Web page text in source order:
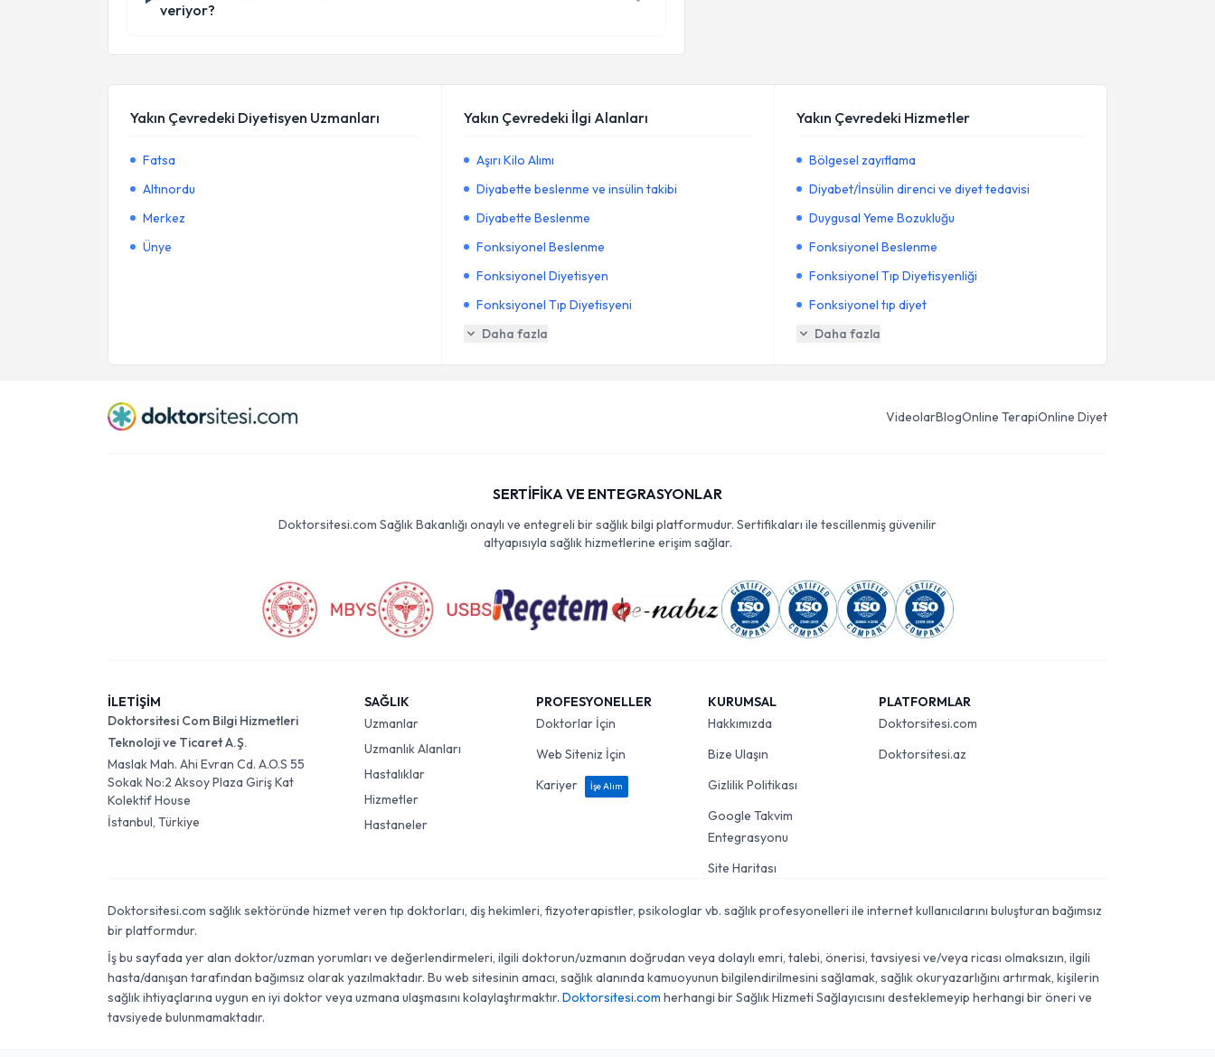
veriyor?
Yakın Çevredeki Diyetisyen Uzmanları
Fatsa
Altınordu
Merkez
Ünye
Yakın Çevredeki İlgi Alanları
Aşırı Kilo Alımı
Diyabette beslenme ve insülin takibi
Diyabette Beslenme
Fonksiyonel Beslenme
Fonksiyonel Diyetisyen
Fonksiyonel Tıp Diyetisyeni
Daha fazla
Yakın Çevredeki Hizmetler
Bölgesel zayıflama
Diyabet/İnsülin direnci ve diyet tedavisi
Duygusal Yeme Bozukluğu
Fonksiyonel Beslenme
Fonksiyonel Tıp Diyetisyenliği
Fonksiyonel tıp diyet
Daha fazla
VideolarBlogOnline TerapiOnline Diyet
SERTİFİKA VE ENTEGRASYONLAR
Doktorsitesi.com Sağlık Bakanlığı onaylı ve entegreli bir sağlık bilgi platformudur. Sertifikaları ile tescillenmiş güvenilir
altyapısıyla sağlık hizmetlerine erişim sağlar.
İLETİŞİM
Doktorsitesi Com Bilgi Hizmetleri
Teknoloji ve Ticaret A.Ş.
Maslak Mah. Ahi Evran Cd. A.O.S 55
Sokak No:2 Aksoy Plaza Giriş Kat
Kolektif House
İstanbul, Türkiye
SAĞLIK
Uzmanlar
Uzmanlık Alanları
Hastalıklar
Hizmetler
Hastaneler
PROFESYONELLER
Doktorlar İçin
Web Siteniz İçin
Kariyer
İşe Alım
KURUMSAL
Hakkımızda
Bize Ulaşın
Gizlilik Politikası
Google Takvim
Entegrasyonu
Site Haritası
PLATFORMLAR
Doktorsitesi.com
Doktorsitesi.az
Doktorsitesi.com sağlık sektöründe hizmet veren tıp doktorları, diş hekimleri, fizyoterapistler, psikologlar vb. sağlık profesyonelleri ile internet kullanıcılarını buluşturan bağımsız
bir platformdur.
İş bu sayfada yer alan doktor/uzman yorumları ve değerlendirmeleri, ilgili doktorun/uzmanın doğrudan veya dolaylı emri, talebi, önerisi, tavsiyesi ve/veya ricası olmaksızın, ilgili
hasta/danışan tarafından bağımsız olarak yazılmaktadır. Bu web sitesinin amacı, sağlık alanında kamuoyunun bilgilendirilmesini sağlamak, sağlık okuryazarlığını artırmak, kişilerin
sağlık ihtiyaçlarına uygun en iyi doktor veya uzmana ulaşmasını kolaylaştırmaktır. Doktorsitesi.com herhangi bir Sağlık Hizmeti Sağlayıcısını desteklemeyip herhangi bir öneri ve
tavsiyede bulunmamaktadır.